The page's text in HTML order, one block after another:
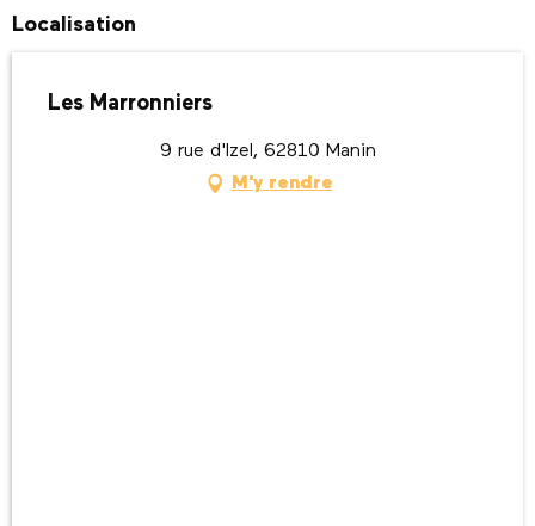
Localisation
Les Marronniers
9 rue d'Izel, 62810 Manin
M'y rendre